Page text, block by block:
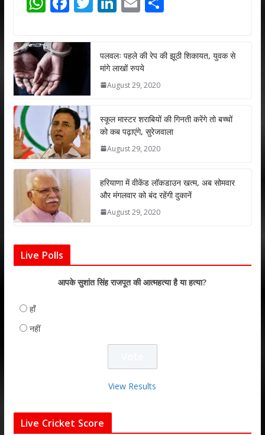
at
s
A
p
p
e
b
o
k
er e
dI
n
l e
पलवलः पहले की रेप की झूठी शिकायत, युवक से
मांगे लाखों रुपये
August 29, 2020
स्कूल मास्टर शराबियों की गिनती करेंगे तो बच्चों
को कब पढ़ाएंगे, सुरेजवाला
August 29, 2020
हरियाणा में वीकेंड लॉकडाउन खत्म, अब सोमवार
और मंगलवार को बंद रहेंगी दुकानें
August 29, 2020
Live Polls
आपके सुशांत सिंह राजपूत की आत्महत्या है या हत्या?
हाँ
नहीं
View Results
Live Cricket Score